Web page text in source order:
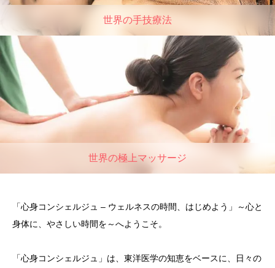
世界の手技療法
世界の極上マッサージ
「心身コンシェルジュ – ウェルネスの時間、はじめよう」～心と
身体に、やさしい時間を～へようこそ。
「心身コンシェルジュ」は、東洋医学の知恵をベースに、日々の